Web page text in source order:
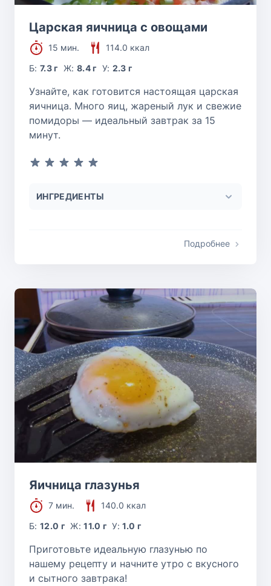
Царская яичница с овощами
15 мин.
114.0 ккал
Б:7.3 г Ж: 8.4 г У: 2.3 г
Узнайте, как готовится настоящая царская
яичница. Много яиц, жареный лук и свежие
помидоры — идеальный завтрак за 15
минут.
ИНГРЕДИЕНТЫ
Подробнее
Яичница глазунья
7 мин.
140.0 ккал
Б:12.0 г Ж:11.0 г У:1.0 г
Приготовьте идеальную глазунью по
нашему рецепту и начните утро с вкусного
и сытного завтрака!